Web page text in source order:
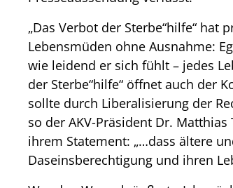
„Das Verbot der Sterbe“hilfe“ hat
Lebensmüden ohne Ausnahme:
wie leidend er sich fühlt – jedes
der Sterbe“hilfe“ öffnet auch der
sollte durch Liberalisierung der
so der AKV-Präsident Dr.
ihrem Statement: „…dass ältere
Daseinsberechtigung und ihren